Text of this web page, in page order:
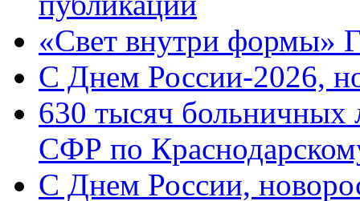
«Свет внутри формы»
C Днем России-2026,
630 тысяч больничных
СФР по
C Днем России,